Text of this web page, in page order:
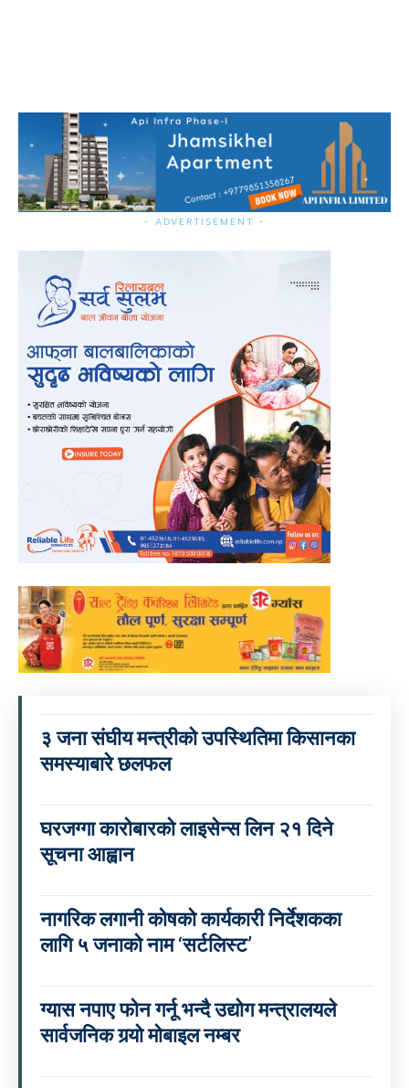
- ADVERTISEMENT -
३ जना संघीय मन्त्रीको उपस्थितिमा किसानका
समस्याबारे छलफल
घरजग्गा कारोबारको लाइसेन्स लिन २१ दिने
सूचना आह्वान
नागरिक लगानी कोषको कार्यकारी निर्देशकका
लागि ५ जनाको नाम ‘सर्टलिस्ट’
ग्यास नपाए फोन गर्नू भन्दै उद्योग मन्त्रालयले
सार्वजनिक गर्‍यो मोबाइल नम्बर